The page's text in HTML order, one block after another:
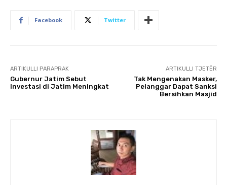
Facebook Twitter
ARTIKULLI PARAPRAK
Gubernur Jatim Sebut
Investasi di Jatim Meningkat
ARTIKULLI TJETËR
Tak Mengenakan Masker,
Pelanggar Dapat Sanksi
Bersihkan Masjid